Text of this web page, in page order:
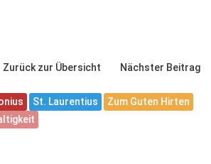
Zurück zur Übersicht Nächster Beitrag
St. Laurentius
Zum Guten Hirten